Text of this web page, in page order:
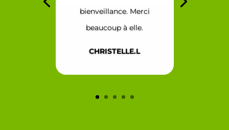
bienveillance. Merci
beaucoup à elle.
CHRISTELLE.L